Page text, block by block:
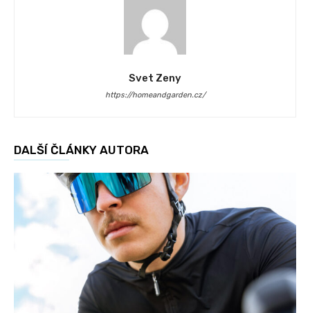
Svet Zeny
https://homeandgarden.cz/
DALŠÍ ČLÁNKY AUTORA